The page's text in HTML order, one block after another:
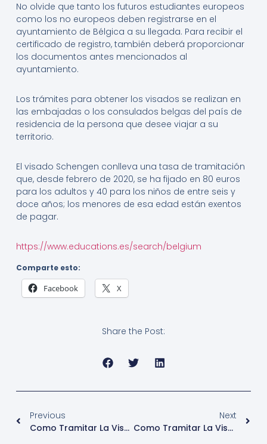
No olvide que tanto los futuros estudiantes europeos
como los no europeos deben registrarse en el
ayuntamiento de Bélgica a su llegada. Para recibir el
certificado de registro, también deberá proporcionar
los documentos antes mencionados al
ayuntamiento.
Los trámites para obtener los visados se realizan en
las embajadas o los consulados belgas del país de
residencia de la persona que desee viajar a su
territorio.
El visado Schengen conlleva una tasa de tramitación
que, desde febrero de 2020, se ha fijado en 80 euros
para los adultos y 40 para los niños de entre seis y
doce años; los menores de esa edad están exentos
de pagar.
https://www.educations.es/search/belgium
Comparte esto:
Facebook X
Share the Post:
Previous
Como Tramitar La Visa Polaca
Next
Como Tramitar La Visa Estadounidense En Uruguay